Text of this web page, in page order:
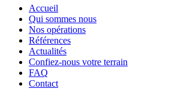
Accueil
Qui sommes nous
Nos opérations
Références
Actualités
Confiez-nous votre terrain
FAQ
Contact